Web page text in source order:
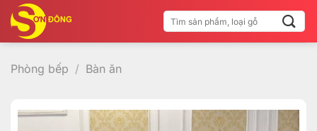
qua
nội
dung
Tìm
kiếm:
Phòng bếp / Bàn ăn